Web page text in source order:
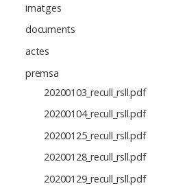
imatges
documents
actes
premsa
20200103_recull_rsll.pdf
20200104_recull_rsll.pdf
20200125_recull_rsll.pdf
20200128_recull_rsll.pdf
20200129_recull_rsll.pdf